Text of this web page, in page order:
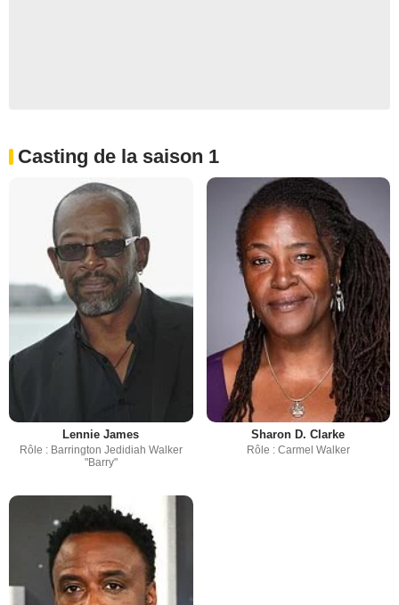
Casting de la saison 1
Lennie James
Rôle : Barrington Jedidiah Walker
"Barry"
Sharon D. Clarke
Rôle : Carmel Walker